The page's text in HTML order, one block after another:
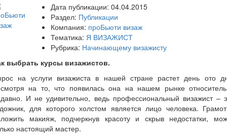
Дата публикации: 04.04.2015
Раздел: Публикации
Компания: проБьюти визаж
Тематика: Я ВИЗАЖИСТ
Рубрика: Начинающему визажисту
выбрать курсы визажистов.
на услуги визажиста в нашей стране растет день ото
на то, что появилась она на нашем рынке
И не удивительно, ведь профессиональный визажист –
для которого холстом является лицо человека.
макияж, подчеркнув красоту и скрыв недостатки,
настоящий мастер.